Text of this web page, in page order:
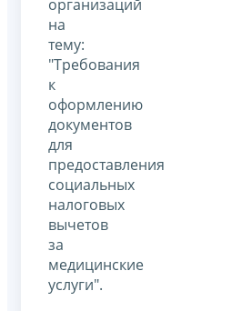
организаций
на
тему:
"Требования
к
оформлению
документов
для
предоставления
социальных
налоговых
вычетов
за
медицинские
услуги".